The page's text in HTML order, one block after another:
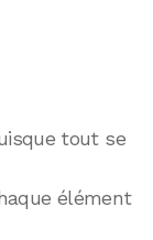
tout se
élément